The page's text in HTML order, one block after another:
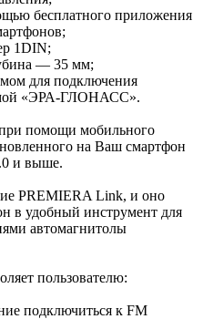
бесплатного приложения
1DIN;
— 35 мм;
для подключения
«ЭРА-ГЛОНАСС».
помощи мобильного
на Ваш смартфон
и выше.
PREMIERA Link, и оно
в удобный инструмент для
автомагнитолы
пользователю:
подключиться к FM